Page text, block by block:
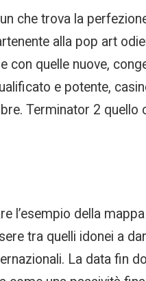
che trova la
alla pop art
con quelle nuove,
e potente,
Terminator 2 quello
l’esempio della
tra quelli idonei a
La data fin